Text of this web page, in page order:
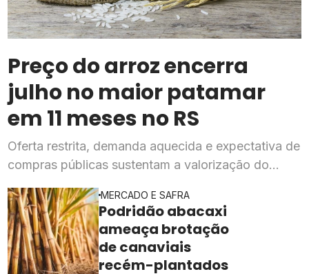
Preço do arroz encerra
julho no maior patamar
em 11 meses no RS
Oferta restrita, demanda aquecida e expectativa de
compras públicas sustentam a valorização do
MERCADO E SAFRA
Podridão abacaxi
ameaça brotação
de canaviais
recém-plantados